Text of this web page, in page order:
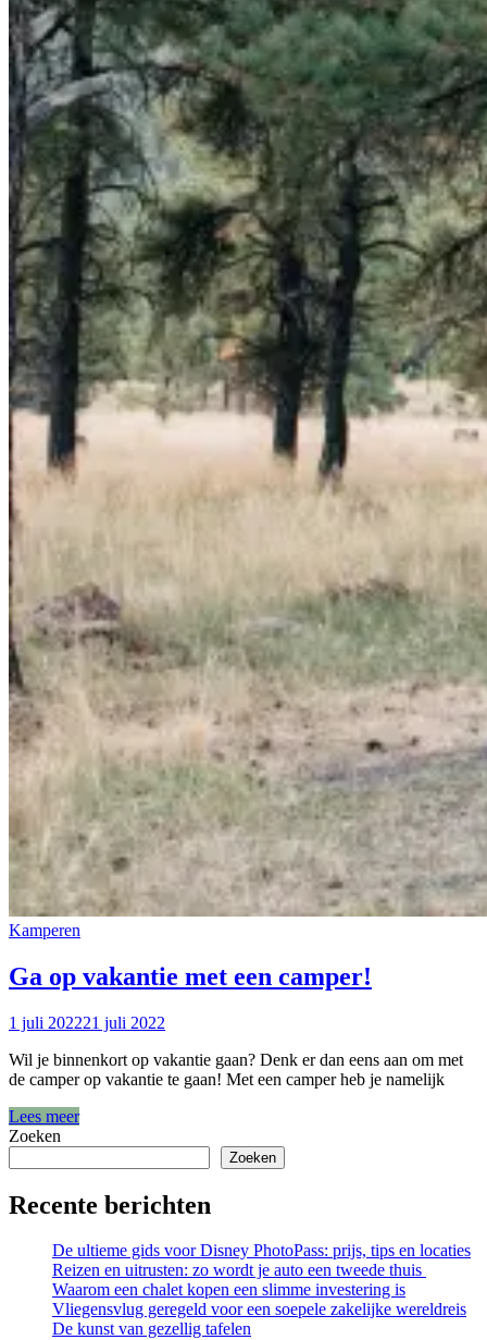
Kamperen
Ga op vakantie met een camper!
1 juli 202221 juli 2022
Wil je binnenkort op vakantie gaan? Denk er dan eens aan om met
de camper op vakantie te gaan! Met een camper heb je namelijk
Lees meer
Zoeken
Zoeken
Recente berichten
De ultieme gids voor Disney PhotoPass: prijs, tips en locaties
Reizen en uitrusten: zo wordt je auto een tweede thuis
Waarom een chalet kopen een slimme investering is
Vliegensvlug geregeld voor een soepele zakelijke wereldreis
De kunst van gezellig tafelen